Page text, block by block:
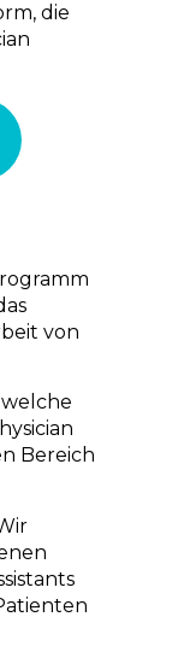
die
von
Bereich